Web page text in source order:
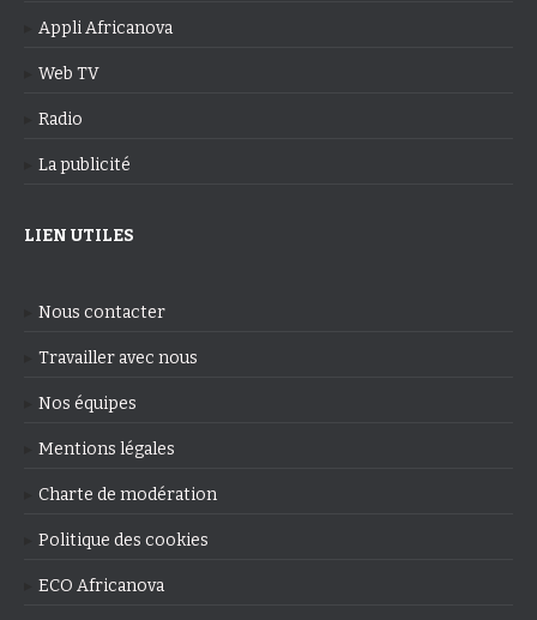
Appli Africanova
Web TV
Radio
La publicité
LIEN UTILES
Nous contacter
Travailler avec nous
Nos équipes
Mentions légales
Charte de modération
Politique des cookies
ECO Africanova